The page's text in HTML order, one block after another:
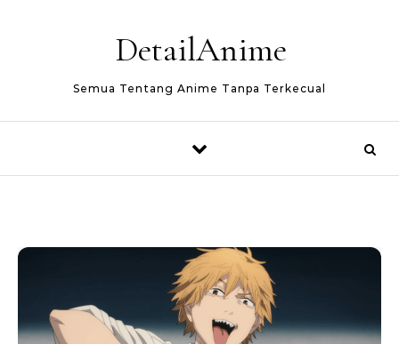
DetailAnime
Semua Tentang Anime Tanpa Terkecual